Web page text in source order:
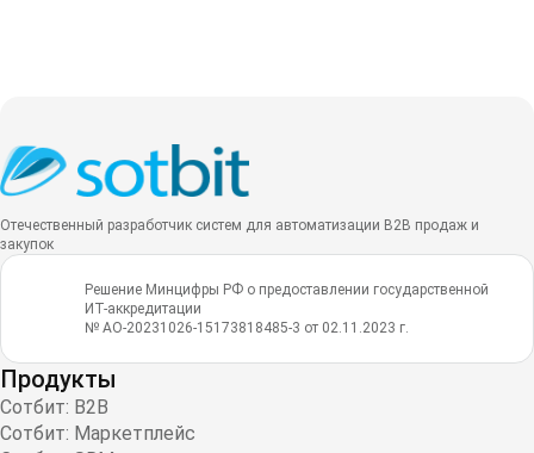
Отечественный разработчик систем для автоматизации B2B продаж и
закупок
Решение Минцифры РФ о предоставлении государственной
ИТ-аккредитации
№ АО-20231026-15173818485-3 от 02.11.2023 г.
Продукты
Сотбит: B2B
Сотбит: Маркетплейс